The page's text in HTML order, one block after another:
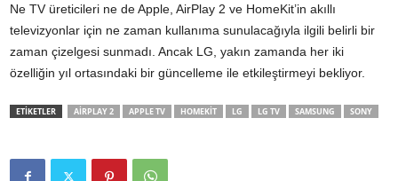
Ne TV üreticileri ne de Apple, AirPlay 2 ve HomeKit’in akıllı
televizyonlar için ne zaman kullanıma sunulacağıyla ilgili belirli bir
zaman çizelgesi sunmadı. Ancak LG, yakın zamanda her iki
özelliğin yıl ortasındaki bir güncelleme ile etkileştirmeyi bekliyor.
ETİKETLER AIRPLAY 2 APPLE TV HOMEKIT LG LG TV SAMSUNG SONY